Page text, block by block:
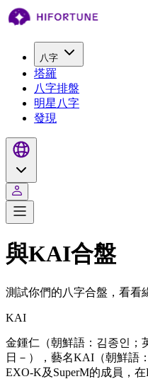
八字
塔羅
八字排盤
明星八字
發現
與KAI合盤
測試你們的八字合盤，看看
KAI
金鍾仁（朝鮮語：김종인；
日－），藝名KAI（朝鮮語
EXO-K及SuperM的成員，